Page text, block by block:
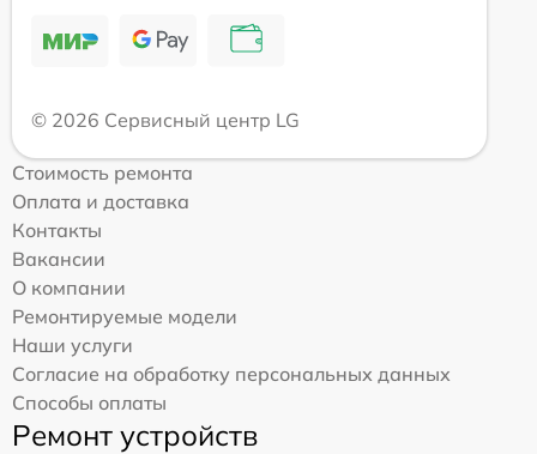
© 2026 Сервисный центр LG
Стоимость ремонта
Оплата и доставка
Контакты
Вакансии
О компании
Ремонтируемые модели
Наши услуги
Согласие на обработку персональных данных
Способы оплаты
Ремонт устройств